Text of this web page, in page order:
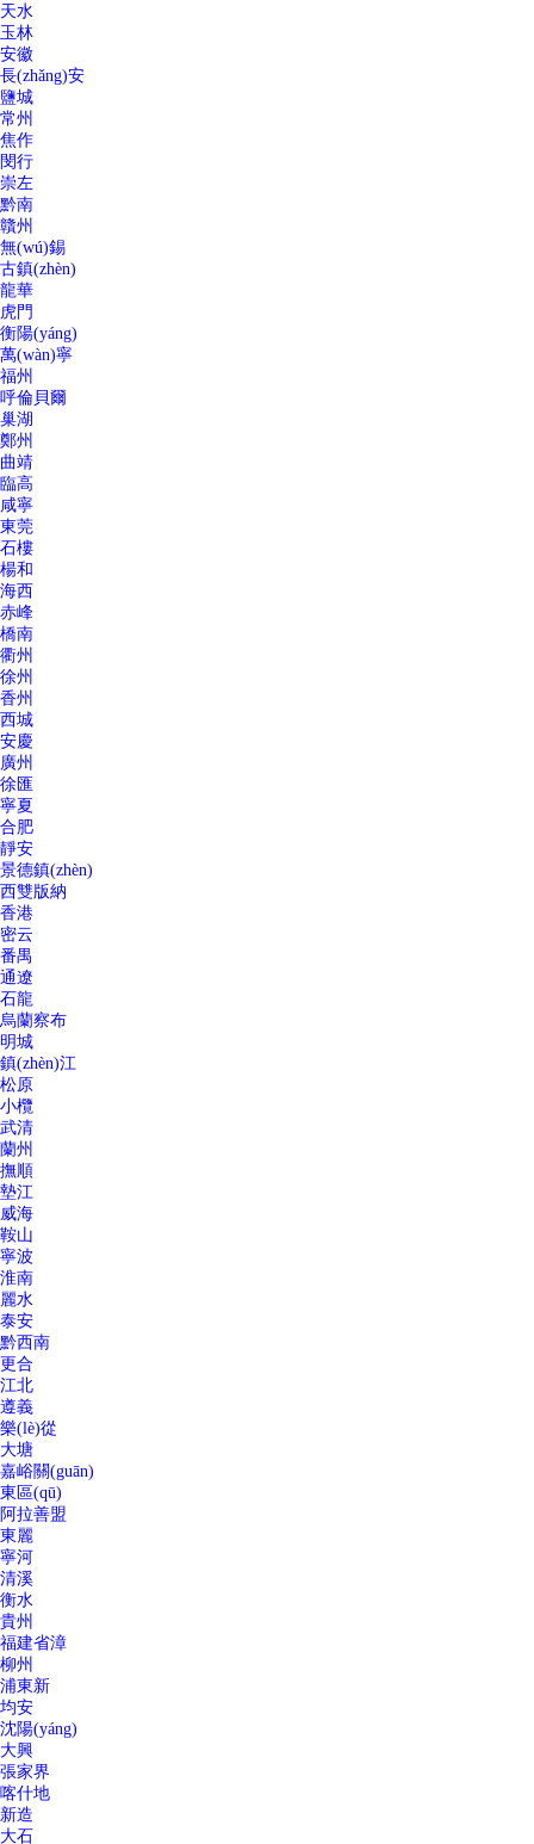
天水
玉林
安徽
長(zhǎng)安
鹽城
常州
焦作
閔行
崇左
黔南
贛州
無(wú)錫
古鎮(zhèn)
龍華
虎門
衡陽(yáng)
萬(wàn)寧
福州
呼倫貝爾
巢湖
鄭州
曲靖
臨高
咸寧
東莞
石樓
楊和
海西
赤峰
橋南
衢州
徐州
香州
西城
安慶
廣州
徐匯
寧夏
合肥
靜安
景德鎮(zhèn)
西雙版納
香港
密云
番禺
通遼
石龍
烏蘭察布
明城
鎮(zhèn)江
松原
小欖
武清
蘭州
撫順
墊江
威海
鞍山
寧波
淮南
麗水
泰安
黔西南
更合
江北
遵義
樂(lè)從
大塘
嘉峪關(guān)
東區(qū)
阿拉善盟
東麗
寧河
清溪
衡水
貴州
福建省漳
柳州
浦東新
均安
沈陽(yáng)
大興
張家界
喀什地
新造
大石